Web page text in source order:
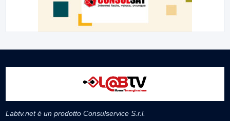
Labtv.net è un prodotto Consulservice S.r.l.